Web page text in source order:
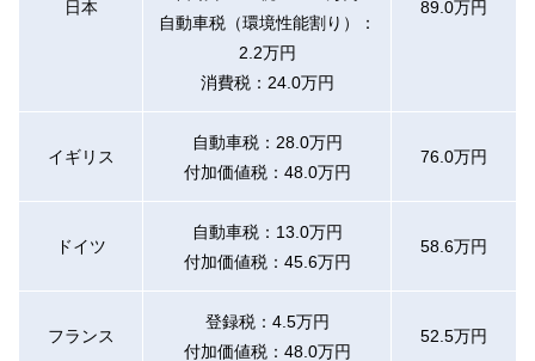
日本
自動車税（環境性能割り）：
2.2万円
消費税：24.0万円
89.0万円
イギリス
自動車税：28.0万円
付加価値税：48.0万円
76.0万円
ドイツ
自動車税：13.0万円
付加価値税：45.6万円
58.6万円
フランス
登録税：4.5万円
付加価値税：48.0万円
52.5万円